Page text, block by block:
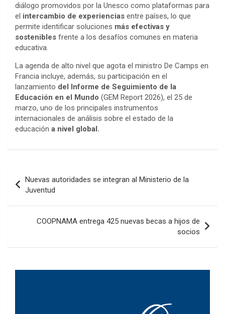
diálogo promovidos por la Unesco como plataformas para
el intercambio de experiencias entre países, lo que
permite identificar soluciones más efectivas y
sostenibles frente a los desafíos comunes en materia
educativa.
La agenda de alto nivel que agota el ministro De Camps en
Francia incluye, además, su participación en el
lanzamiento del Informe de Seguimiento de la
Educación en el Mundo (GEM Report 2026), el 25 de
marzo, uno de los principales instrumentos
internacionales de análisis sobre el estado de la
educación a nivel global.
de
entradas
Nuevas autoridades se integran al Ministerio de la
Juventud
COOPNAMA entrega 425 nuevas becas a hijos de
socios